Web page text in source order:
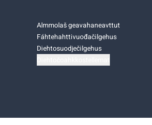
Almmolaš geavahaneavttut
Fáhtehahttivuođačilgehus
Diehtosuodječilgehus